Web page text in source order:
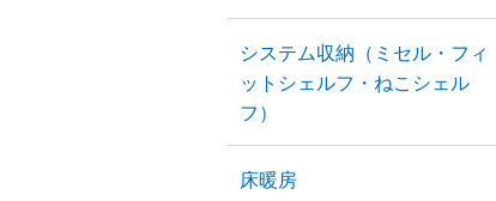
システム収納（ミセル・フィ
ットシェルフ・ねこシェル
フ）
床暖房